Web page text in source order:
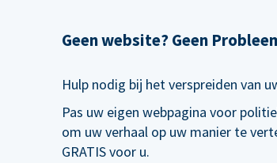
Geen website? Geen
Hulp nodig bij het verspreiden van
Pas uw eigen webpagina voor
om uw verhaal op uw manier te
GRATIS voor u.